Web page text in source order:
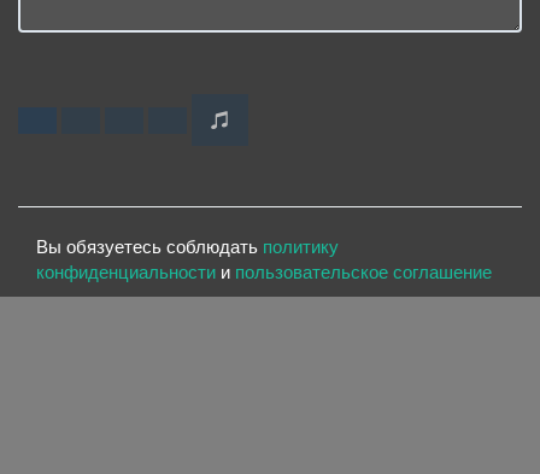
Вы обязуетесь соблюдать политику
конфиденциальности и пользовательское соглашение